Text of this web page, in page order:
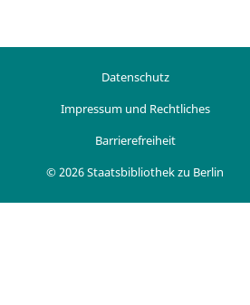
Datenschutz
Impressum und Rechtliches
Barrierefreiheit
© 2026 Staatsbibliothek zu Berlin